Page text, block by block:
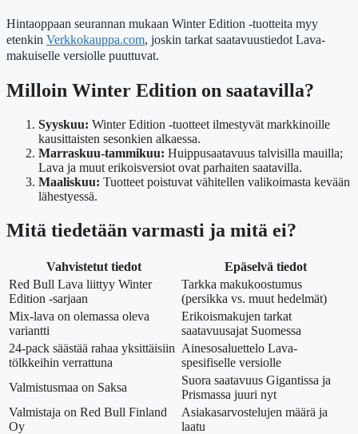
Hintaoppaan seurannan mukaan Winter Edition -tuotteita myy
etenkin Verkkokauppa.com, joskin tarkat saatavuustiedot Lava-
makuiselle versiolle puuttuvat.
Milloin Winter Edition on saatavilla?
Syyskuu: Winter Edition -tuotteet ilmestyvät markkinoille
kausittaisten sesonkien alkaessa.
Marraskuu-tammikuu: Huippusaatavuus talvisilla mauilla;
Lava ja muut erikoisversiot ovat parhaiten saatavilla.
Maaliskuu: Tuotteet poistuvat vähitellen valikoimasta kevään
lähestyessä.
Mitä tiedetään varmasti ja mitä ei?
Vahvistetut tiedot
Epäselvä tiedot
Red Bull Lava liittyy Winter
Edition -sarjaan
Tarkka makukoostumus
(persikka vs. muut hedelmät)
Mix-lava on olemassa oleva
variantti
Erikoismakujen tarkat
saatavuusajat Suomessa
24-pack säästää rahaa yksittäisiin
tölkkeihin verrattuna
Ainesosaluettelo Lava-
spesifiselle versiolle
Valmistusmaa on Saksa
Suora saatavuus Gigantissa ja
Prismassa juuri nyt
Valmistaja on Red Bull Finland
Oy
Asiakasarvostelujen määrä ja
laatu